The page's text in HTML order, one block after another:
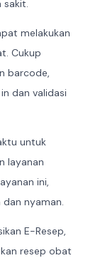
melakukan
Cukup
barcode,
dan validasi
untuk
layanan
ini,
nyaman.
E-Resep,
resep obat